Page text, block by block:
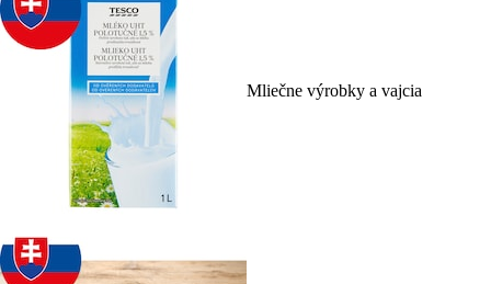
Mliečne výrobky a vajcia